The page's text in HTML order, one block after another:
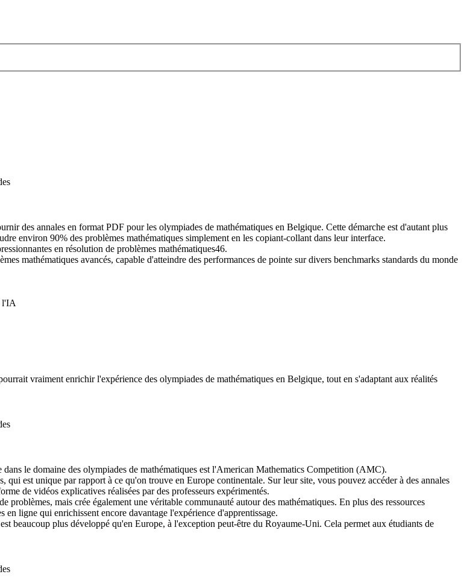
des annales en format PDF pour les olympiades de mathématiques en Belgique. Cette démarche est d'autant plus
environ 90% des problèmes mathématiques simplement en les copiant-collant dans leur interface.
en résolution de problèmes mathématiques46.
mathématiques avancés, capable d'atteindre des performances de pointe sur divers benchmarks standards du monde
l'IA
vraiment enrichir l'expérience des olympiades de mathématiques en Belgique, tout en s'adaptant aux réalités
le domaine des olympiades de mathématiques est l'American Mathematics Competition (AMC).
est unique par rapport à ce qu'on trouve en Europe continentale. Sur leur site, vous pouvez accéder à des annales
de vidéos explicatives réalisées par des professeurs expérimentés.
mais crée également une véritable communauté autour des mathématiques. En plus des ressources
ligne qui enrichissent encore davantage l'expérience d'apprentissage.
beaucoup plus développé qu'en Europe, à l'exception peut-être du Royaume-Uni. Cela permet aux étudiants de